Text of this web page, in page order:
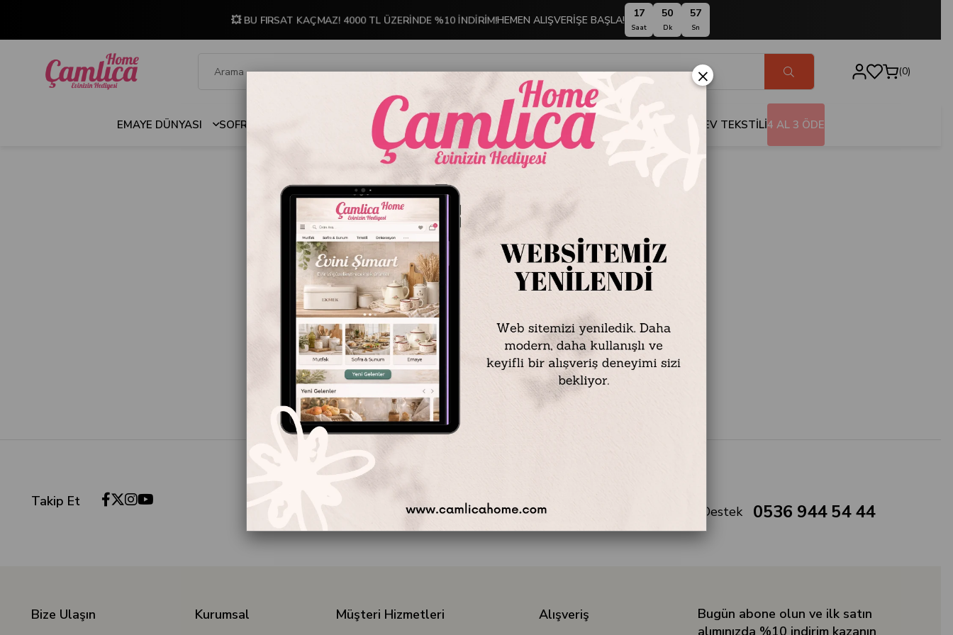
💥 BU FIRSAT KAÇMAZ! 4000 TL ÜZERİNDE %10 İNDİRİM!HEMEN ALIŞVERİŞE BAŞLA! 17
Saat
50
Dk
56
Sn
0
EMAYE DÜNYASI SOFRA & MUTFAK İNDİRİMLİ ÜRÜNLER DEKORASYON TABLO KOLEKSİYONU EV TEKSTİLİ4 AL 3 ÖDE
Takip Et
Müşteri Destek 0536 944 54 44
Bize Ulaşın Kurumsal Müşteri Hizmetleri Alışveriş
Bugün abone olun ve ilk satın
alımınızda %10 indirim kazanın
×